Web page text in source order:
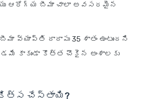
ఆరోగ్య బీమా చాలా అవసరమైన
వ్యాప్తి దాదాపు 35 శాతం ఉంటుందని
కొత్త చౌకైన అంశాలకు
చేస్తాయి?